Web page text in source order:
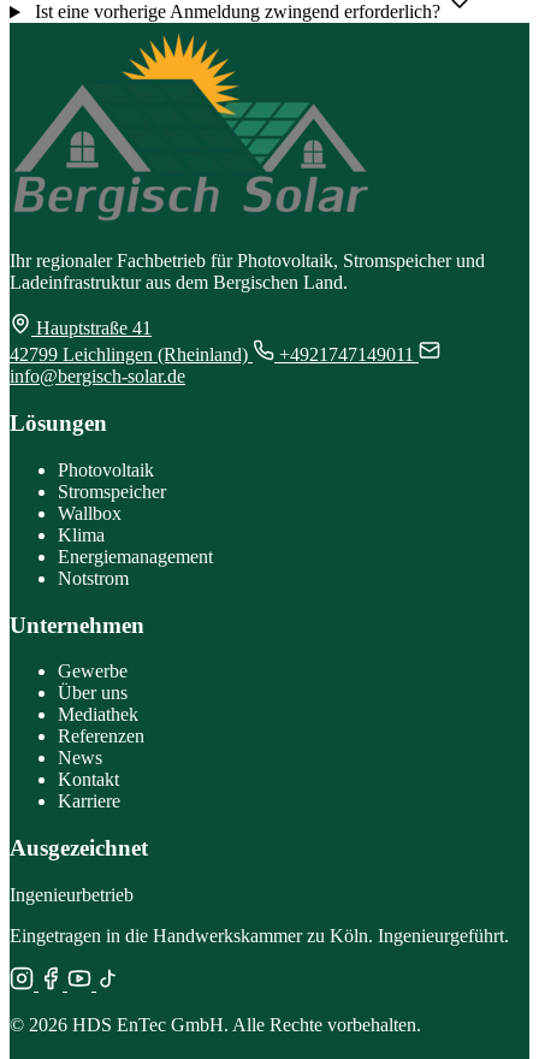
Ist eine vorherige Anmeldung zwingend erforderlich?
Ihr regionaler Fachbetrieb für Photovoltaik, Stromspeicher und
Ladeinfrastruktur aus dem Bergischen Land.
Hauptstraße 41
42799 Leichlingen (Rheinland)
+4921747149011
info@bergisch-solar.de
Lösungen
Photovoltaik
Stromspeicher
Wallbox
Klima
Energiemanagement
Notstrom
Unternehmen
Gewerbe
Über uns
Mediathek
Referenzen
News
Kontakt
Karriere
Ausgezeichnet
Ingenieurbetrieb
Eingetragen in die Handwerkskammer zu Köln. Ingenieurgeführt.
© 2026 HDS EnTec GmbH. Alle Rechte vorbehalten.